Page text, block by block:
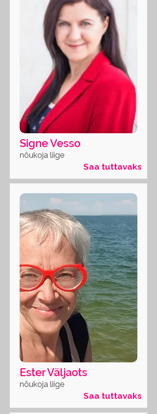
Signe Vesso
nõukoja liige
Saa tuttavaks
Ester Väljaots
nõukoja liige
Saa tuttavaks